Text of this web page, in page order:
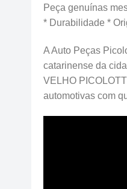
Peça genuínas
* Durabilidade *
A Auto Peças
catarinense da
VELHO
automotivas com